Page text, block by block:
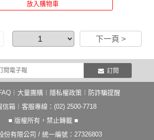
放入購物車
下一頁 >
訂閱
大量團購 隱私權政策
防詐騙提醒
信箱 ︱客服專線：(02) 2500-7718
■ 版權所有，禁止轉載 ■
份有限公司 / 統一編號：27326803